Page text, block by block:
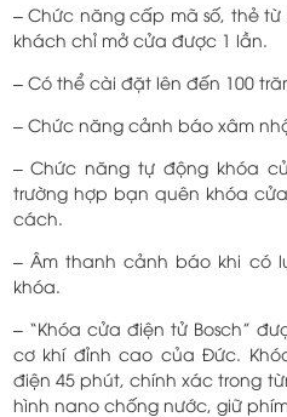
– Chức năng cấp mã số, thẻ
khách chỉ mở cửa được 1 lần.
– Có thể cài đặt lên đến 100
– Chức năng cảnh báo xâm
– Chức năng tự động khóa
trường hợp bạn quên khóa
cách.
– Âm thanh cảnh báo khi có
khóa.
– “Khóa cửa điện tử Bosch”
cơ khí đỉnh cao của Đức.
điện 45 phút, chính xác trong
hình nano chống nước, giữ